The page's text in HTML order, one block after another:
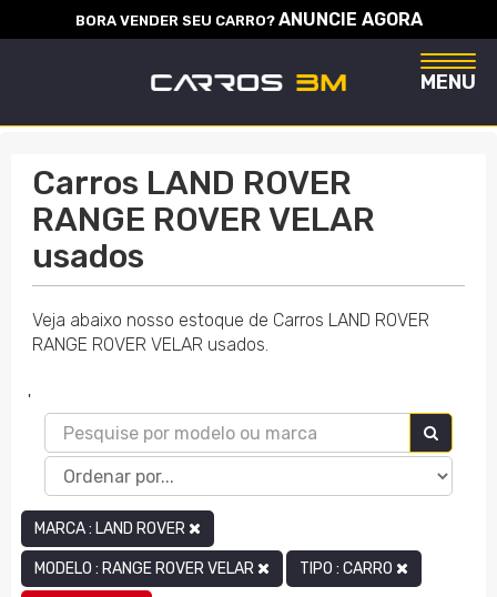
BORA VENDER SEU CARRO? ANUNCIE AGORA
MENU
Carros LAND ROVER
RANGE ROVER VELAR
usados
Veja abaixo nosso estoque de Carros LAND ROVER
RANGE ROVER VELAR usados.
'
MARCA : LAND ROVER
MODELO : RANGE ROVER VELAR TIPO : CARRO